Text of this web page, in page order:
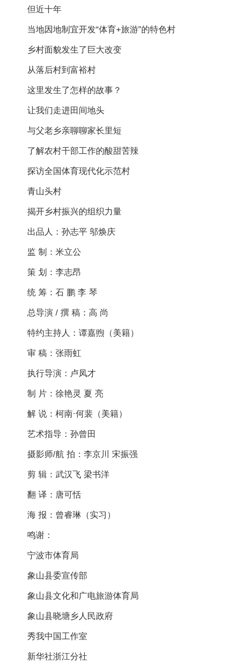
但近十年
当地因地制宜开发“体育+旅游”的特色村
乡村面貌发生了巨大改变
从落后村到富裕村
这里发生了怎样的故事？
让我们走进田间地头
与父老乡亲聊聊家长里短
了解农村干部工作的酸甜苦辣
探访全国体育现代化示范村
青山头村
揭开乡村振兴的组织力量
出品人：孙志平 邬焕庆
监 制：米立公
策 划：李志昂
统 筹：石 鹏 李 琴
总导演 / 撰 稿：高 尚
特约主持人：谭嘉煦（美籍）
审 稿：张雨虹
执行导演：卢凤才
制 片：徐艳灵 夏 亮
解 说：柯南·何裴（美籍）
艺术指导：孙曾田
摄影师/航 拍：李京川 宋振强
剪 辑：武汉飞 梁书洋
翻 译：唐可恬
海 报：曾睿琳（实习）
鸣谢：
宁波市体育局
象山县委宣传部
象山县文化和广电旅游体育局
象山县晓塘乡人民政府
秀我中国工作室
新华社浙江分社